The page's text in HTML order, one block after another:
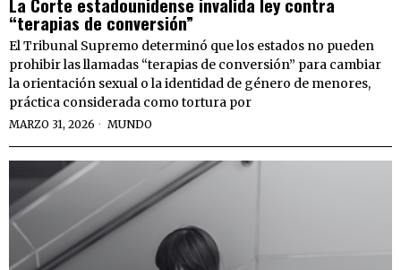
“terapias de conversión”
El Tribunal Supremo determinó que los estados no pueden
prohibir las llamadas “terapias de conversión” para cambiar
la orientación sexual o la identidad de género de menores,
práctica considerada como tortura por
MARZO 31, 2026 MUNDO